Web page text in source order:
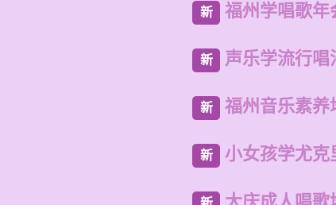
新 福州学唱歌年
新 声乐学流行唱
新 福州音乐素养
新 小女孩学尤克